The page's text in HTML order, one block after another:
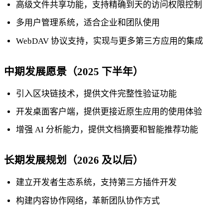
高级文件共享功能，支持精确到天的访问权限控制
多用户管理系统，适合企业和团队使用
WebDAV 协议支持，实现与更多第三方应用的集成
中期发展愿景（2025 下半年）
引入区块链技术，提供文件完整性验证功能
开发桌面客户端，提供更接近原生应用的使用体验
增强 AI 分析能力，提供文档摘要和智能推荐功能
长期发展规划（2026 及以后）
建立开发者生态系统，支持第三方插件开发
构建内容协作网络，革新团队协作方式